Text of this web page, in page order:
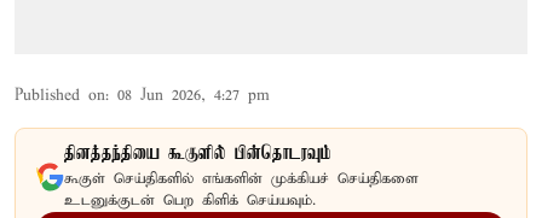
Published on: 08 Jun 2026, 4:27 pm
தினத்தந்தியை கூகுளில் பின்தொடரவும்
கூகுள் செய்திகளில் எங்களின் முக்கியச் செய்திகளை
உடனுக்குடன் பெற கிளிக் செய்யவும்.